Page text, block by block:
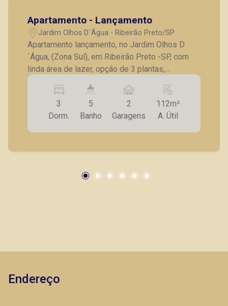
Apartamento - Lançamento
Jardim Olhos D´Água - Ribeirão Preto/SP
Apartamento lançamento, no Jardim Olhos D
´Água, (Zona Sul), em Ribeirão Preto -SP, com
linda área de lazer, opção de 3 plantas,
contendo: - 3 suítes; - Sala 2 ambientes; -
Lavabo; - Cozinha; - Lavanderia; - Varanda
gourmet; - Laje técnica; - 2 vagas de garagem. -
Fotos do decorado. * Entrega prevista para
Fevereiro de 2024. * Consultar valores
3
Dorm.
5
Banho
2
Garagens
112m²
A. Útil
Endereço